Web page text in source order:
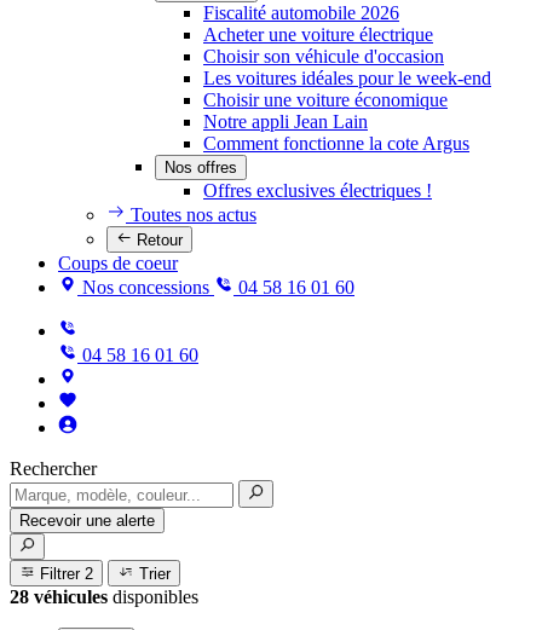
Fiscalité automobile 2026
Acheter une voiture électrique
Choisir son véhicule d'occasion
Les voitures idéales pour le week-end
Choisir une voiture économique
Notre appli Jean Lain
Comment fonctionne la cote Argus
Nos offres
Offres exclusives électriques !
Toutes nos actus
Retour
Coups de coeur
Nos concessions
04 58 16 01 60
04 58 16 01 60
Rechercher
Recevoir une alerte
Filtrer 2 Trier
28 véhicules disponibles